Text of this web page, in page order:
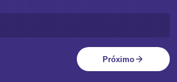
Próximo